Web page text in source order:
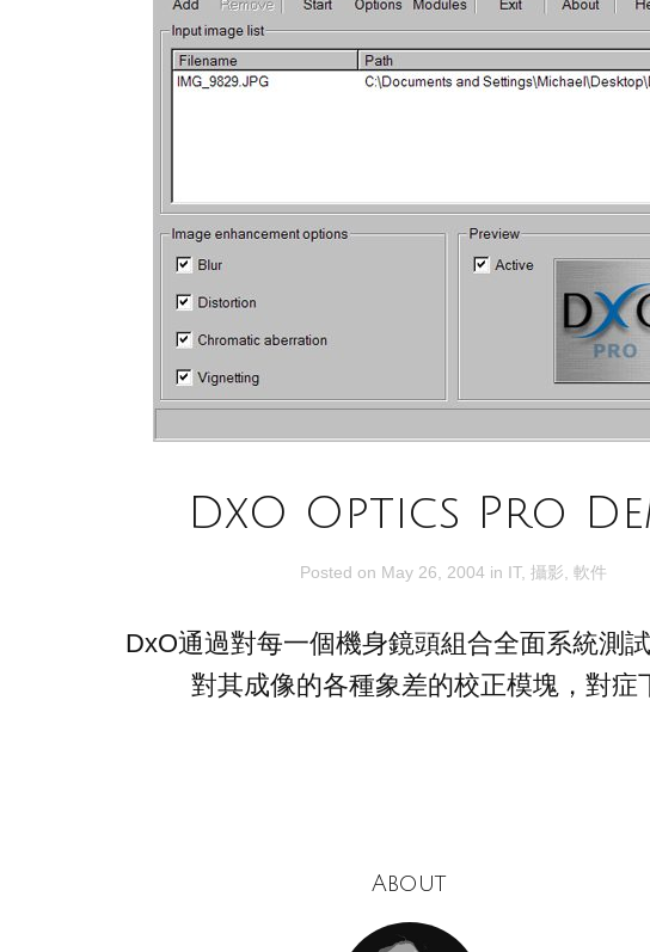
DxO Optics Pro
Posted on May 26, 2004 in IT, 攝影 軟件
DxO通過對每一個機身鏡頭組合全面系統測
對其成像的各種象差的校正模塊，對症
About